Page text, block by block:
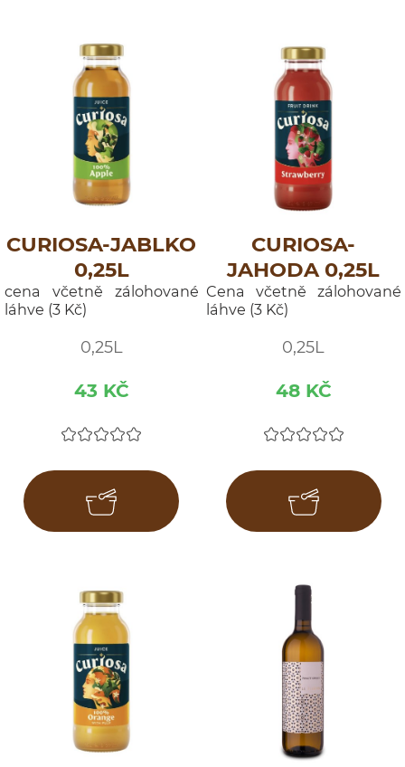
CURIOSA-JABLKO
0,25L
cena včetně zálohované
láhve (3 Kč)
0,25L
43 KČ
CURIOSA-
JAHODA 0,25L
Cena včetně zálohované
láhve (3 Kč)
0,25L
48 KČ